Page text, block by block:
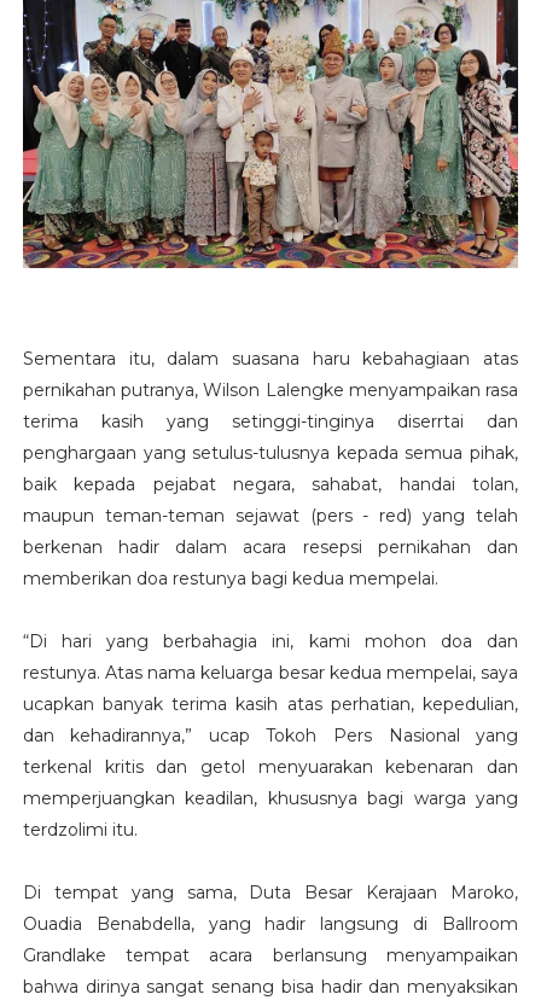
Sementara itu, dalam suasana haru kebahagiaan atas
pernikahan putranya, Wilson Lalengke menyampaikan rasa
terima kasih yang setinggi-tinginya diserrtai dan
penghargaan yang setulus-tulusnya kepada semua pihak,
baik kepada pejabat negara, sahabat, handai tolan,
maupun teman-teman sejawat (pers - red) yang telah
berkenan hadir dalam acara resepsi pernikahan dan
memberikan doa restunya bagi kedua mempelai.
“Di hari yang berbahagia ini, kami mohon doa dan
restunya. Atas nama keluarga besar kedua mempelai, saya
ucapkan banyak terima kasih atas perhatian, kepedulian,
dan kehadirannya,” ucap Tokoh Pers Nasional yang
terkenal kritis dan getol menyuarakan kebenaran dan
memperjuangkan keadilan, khususnya bagi warga yang
terdzolimi itu.
Di tempat yang sama, Duta Besar Kerajaan Maroko,
Ouadia Benabdella, yang hadir langsung di Ballroom
Grandlake tempat acara berlansung menyampaikan
bahwa dirinya sangat senang bisa hadir dan menyaksikan